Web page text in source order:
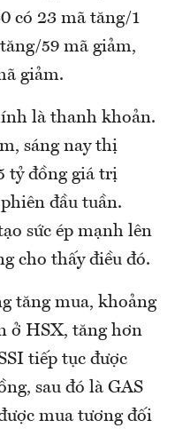
có 23 mã tăng/1
59 mã giảm,
giảm.
là thanh khoản.
sáng nay thị
tỷ đồng giá trị
đầu tuần.
sức ép mạnh lên
cho thấy điều đó.
tăng mua, khoảng
ở HSX, tăng hơn
tiếp tục được
sau đó là GAS
mua tương đối